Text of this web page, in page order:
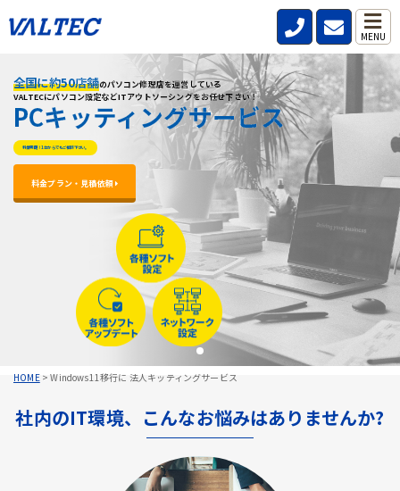
MENU
HOME>Windows11移行に 法人キッティングサービス
全国に約50店舗のパソコン修理店を運営している
VALTECにパソコン設定などITアウトソーシングをお任せ下さい！
PCキッティングサービス
料金明朗！1台からでもご相談下さい。
料金プラン・見積依頼
全国に約50店舗のパソコン修理店を運営している
VALTECにパソコン設定などITアウトソーシングをお任せ下さい！
PCキッティングサービス
料金明朗！1台からでもご相談下さい。
料金プラン・見積依頼
全国に約50店舗のパソコン修理店を運営している
VALTECにパソコン設定などITアウトソーシングをお任せ下さい！
PCキッティングサービス
料金明朗！1台からでもご相談下さい。
料金プラン・見積依頼
社内のIT環境、こんなお悩みはありませんか?